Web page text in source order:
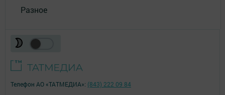
Разное
Телефон АО «ТАТМЕДИА»: (843) 222 09 84